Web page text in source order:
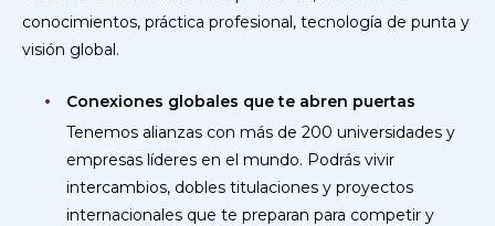
conocimientos, práctica profesional, tecnología de punta y
visión global.
Conexiones globales que te abren puertas
Tenemos alianzas con más de 200 universidades y
empresas líderes en el mundo. Podrás vivir
intercambios, dobles titulaciones y proyectos
internacionales que te preparan para competir y